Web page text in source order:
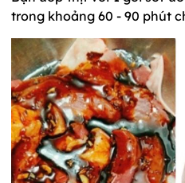
trong khoảng 60 - 90 phút